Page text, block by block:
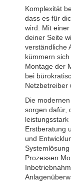
Komplexität
dass es für
wird. Mit
deiner Seite
verständliche
kümmern
Montage der
bei
Netzbetreiber
Die
sorgen dafür,
leistungsstark
Erstberatung
und
Prozessen